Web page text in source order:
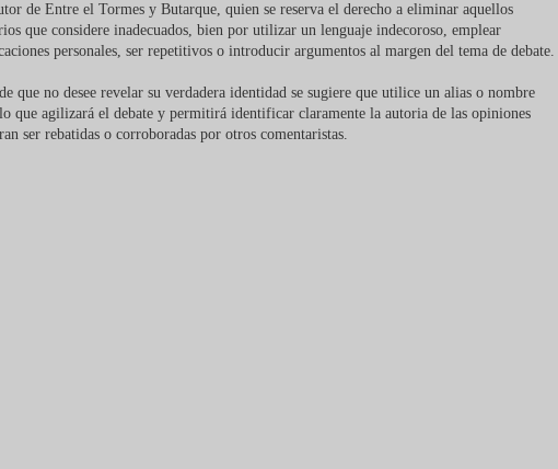
de Entre el Tormes y Butarque, quien se reserva el derecho a eliminar aquellos
que considere inadecuados, bien por utilizar un lenguaje indecoroso, emplear
personales, ser repetitivos o introducir argumentos al margen del tema de debate.
que no desee revelar su verdadera identidad se sugiere que utilice un alias o nombre
que agilizará el debate y permitirá identificar claramente la autoria de las opiniones
ser rebatidas o corroboradas por otros comentaristas.